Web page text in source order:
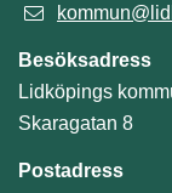
Besöksadress
Lidköpings
Skaragatan 8
Postadress